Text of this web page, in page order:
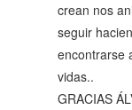
crean nos
seguir
encontrarse
vidas..
GRACIAS